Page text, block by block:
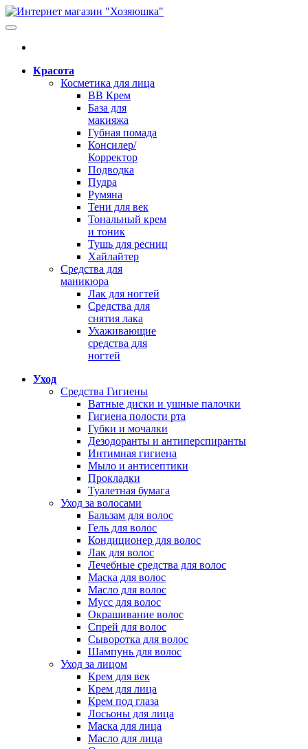
Красота
Косметика для лица
BB Крем
База для
макияжа
Губная помада
Консилер/
Корректор
Подводка
Пудра
Румяна
Тени для век
Тональный крем
и тоник
Тушь для ресниц
Хайлайтер
Средства для
маникюра
Лак для ногтей
Средства для
снятия лака
Ухаживающие
средства для
ногтей
Уход
Средства Гигиены
Ватные диски и ушные палочки
Гигиена полости рта
Губки и мочалки
Дезодоранты и антиперспиранты
Интимная гигиена
Мыло и антисептики
Прокладки
Туалетная бумага
Уход за волосами
Бальзам для волос
Гель для волос
Кондиционер для волос
Лак для волос
Лечебные средства для волос
Маска для волос
Масло для волос
Мусс для волос
Окрашивание волос
Спрей для волос
Сыворотка для волос
Шампунь для волос
Уход за лицом
Крем для век
Крем для лица
Крем под глаза
Лосьоны для лица
Маска для лица
Масло для лица